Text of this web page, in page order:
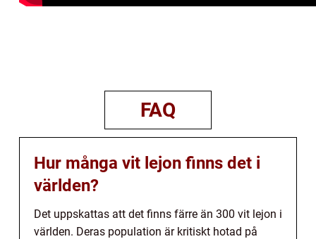
FAQ
Hur många vit lejon finns det i
världen?
Det uppskattas att det finns färre än 300 vit lejon i
världen. Deras population är kritiskt hotad på